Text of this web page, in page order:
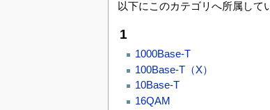
以下にこのカテゴリへ所属して
1
1000Base-T
100Base-T（X）
10Base-T
16QAM